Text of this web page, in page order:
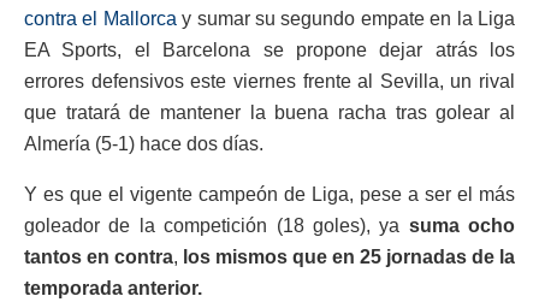
contra el Mallorcay sumar su segundo empate en la Liga
EA Sports, el Barcelona se propone dejar atrás los
errores defensivos este viernes frente al Sevilla, un rival
que tratará de mantener la buena racha tras golear al
Almería (5-1) hace dos días.
Y es que el vigente campeón de Liga, pese a ser el más
goleador de la competición (18 goles), ya suma ocho
tantos en contra, los mismos que en 25 jornadas de la
temporada anterior.